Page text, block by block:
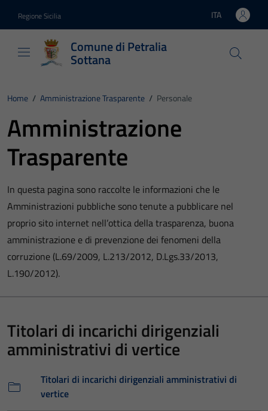
Regione Sicilia Lingua attiva:
ITA
Comune di Petralia
Sottana
Home / Amministrazione Trasparente / Personale
Amministrazione
Trasparente
In questa pagina sono raccolte le informazioni che le
Amministrazioni pubbliche sono tenute a pubblicare nel
proprio sito internet nell’ottica della trasparenza, buona
amministrazione e di prevenzione dei fenomeni della
corruzione (L.69/2009, L.213/2012, D.Lgs.33/2013,
L.190/2012).
Titolari di incarichi dirigenziali
amministrativi di vertice
Titolari di incarichi dirigenziali amministrativi di
vertice